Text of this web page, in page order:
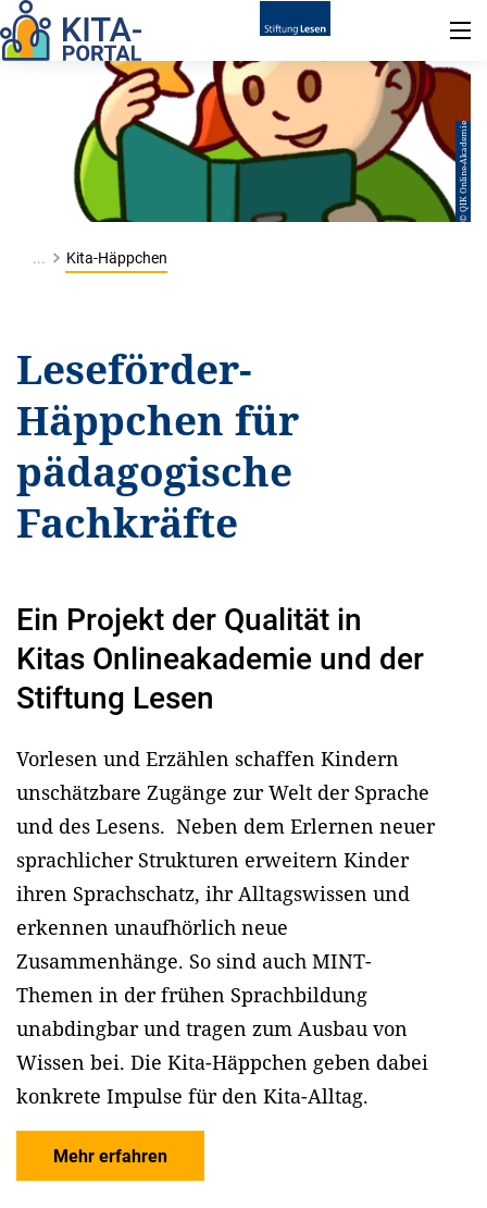
© QIK Online-Akademie
... Kita-Häppchen
Leseförder-
Häppchen für
pädagogische
Fachkräfte
Ein Projekt der Qualität in
Kitas Onlineakademie und der
Stiftung Lesen
Vorlesen und Erzählen schaffen Kindern
unschätzbare Zugänge zur Welt der Sprache
und des Lesens. Neben dem Erlernen neuer
sprachlicher Strukturen erweitern Kinder
ihren Sprachschatz, ihr Alltagswissen und
erkennen unaufhörlich neue
Zusammenhänge. So sind auch MINT-
Themen in der frühen Sprachbildung
unabdingbar und tragen zum Ausbau von
Wissen bei. Die Kita-Häppchen geben dabei
konkrete Impulse für den Kita-Alltag.
Mehr erfahren